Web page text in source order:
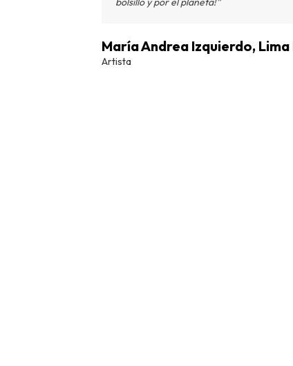
María Andrea Izquierdo, Lima
Artista